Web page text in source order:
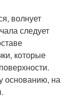
волнует
следует
которые
основанию, на